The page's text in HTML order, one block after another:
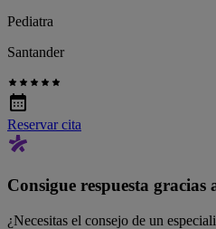
Pediatra
Santander
Reservar cita
Consigue respuesta
¿Necesitas el consejo de un